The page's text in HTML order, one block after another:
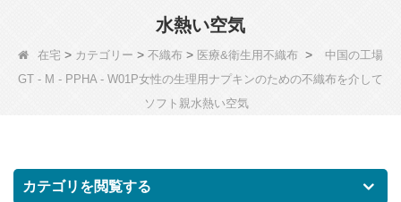
水熱い空気
在宅 > カテゴリー > 不織布 > 医療&衛生用不織布 >
中国の工場
GT - M - PPHA - W01P女性の生理用ナプキンのための不織布を介して
ソフト親水熱い空気
カテゴリを閲覧する